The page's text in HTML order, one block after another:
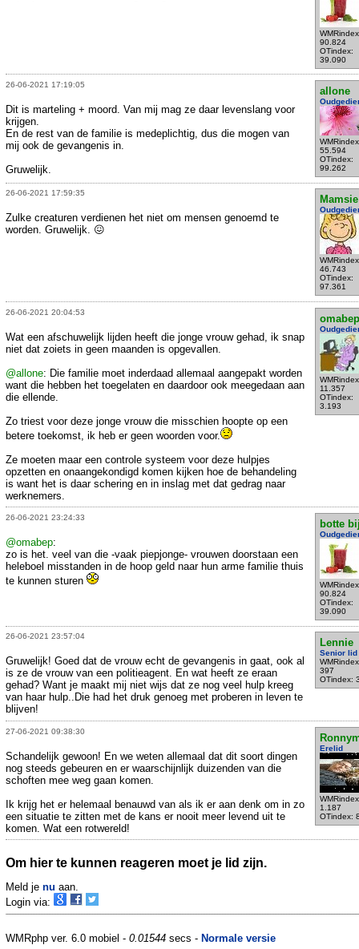
90.824
OTindex:
39.090
26-06-2021 17:19:05
allone
55.594
OTindex:
99.262
Dit is marteling + moord. Van mij mag ze daar levenslang voor
krijgen.
En de rest van de familie is medeplichtig, dus die mogen van
mij ook de gevangenis in.
Gruwelijk.
26-06-2021 17:59:35
Mamsie
46.743
OTindex:
97.361
Zulke creaturen verdienen het niet om mensen genoemd te
worden. Gruwelijk. 😖
26-06-2021 20:04:53
omabep
11.357
OTindex:
3.193
Wat een afschuwelijk lijden heeft die jonge vrouw gehad, ik snap
niet dat zoiets in geen maanden is opgevallen.
@allone: Die familie moet inderdaad allemaal aangepakt worden
want die hebben het toegelaten en daardoor ook meegedaan aan
die ellende.
Zo triest voor deze jonge vrouw die misschien hoopte op een
betere toekomst, ik heb er geen woorden voor.
Ze moeten maar een controle systeem voor deze hulpjes
opzetten en onaangekondigd komen kijken hoe de behandeling
is want het is daar schering en in inslag met dat gedrag naar
werknemers.
26-06-2021 23:24:33
botte
90.824
OTindex:
39.090
@omabep:
zo is het. veel van die -vaak piepjonge- vrouwen doorstaan een
heleboel misstanden in de hoop geld naar hun arme familie thuis
te kunnen sturen
26-06-2021 23:57:04
Lennie
Senior lid
397
OTindex:
Gruwelijk! Goed dat de vrouw echt de gevangenis in gaat, ook al
is ze de vrouw van een politieagent. En wat heeft ze eraan
gehad? Want je maakt mij niet wijs dat ze nog veel hulp kreeg
van haar hulp..Die had het druk genoeg met proberen in leven te
blijven!
27-06-2021 09:38:30
Erelid
1.187
OTindex:
Schandelijk gewoon! En we weten allemaal dat dit soort dingen
nog steeds gebeuren en er waarschijnlijk duizenden van die
schoften mee weg gaan komen.
Ik krijg het er helemaal benauwd van als ik er aan denk om in zo
een situatie te zitten met de kans er nooit meer levend uit te
komen. Wat een rotwereld!
Om hier te kunnen reageren moet je lid zijn.
Meld je nu aan.
Login via:
WMRphp ver. 6.0 mobiel - 0.01544 secs - Normale versie